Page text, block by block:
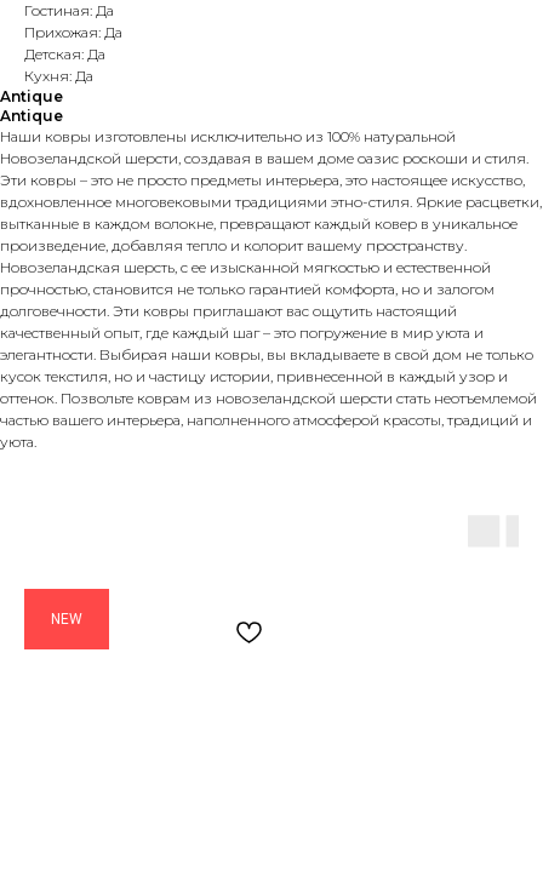
Гостиная: Да
Прихожая: Да
Детская: Да
Кухня: Да
Antique
Antique
Наши ковры изготовлены исключительно из 100% натуральной
Новозеландской шерсти, создавая в вашем доме оазис роскоши и стиля.
Эти ковры – это не просто предметы интерьера, это настоящее искусство,
вдохновленное многовековыми традициями этно-стиля. Яркие расцветки,
вытканные в каждом волокне, превращают каждый ковер в уникальное
произведение, добавляя тепло и колорит вашему пространству.
Новозеландская шерсть, с ее изысканной мягкостью и естественной
прочностью, становится не только гарантией комфорта, но и залогом
долговечности. Эти ковры приглашают вас ощутить настоящий
качественный опыт, где каждый шаг – это погружение в мир уюта и
элегантности. Выбирая наши ковры, вы вкладываете в свой дом не только
кусок текстиля, но и частицу истории, привнесенной в каждый узор и
оттенок. Позвольте коврам из новозеландской шерсти стать неотъемлемой
частью вашего интерьера, наполненного атмосферой красоты, традиций и
уюта.
NEW